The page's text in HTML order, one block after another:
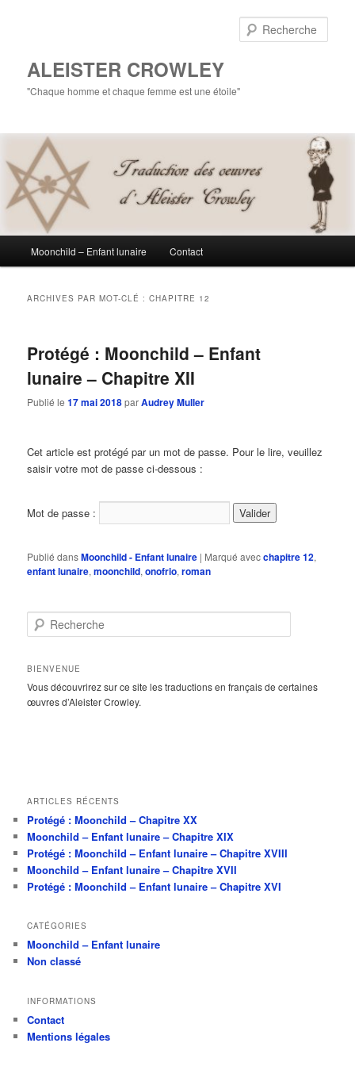
ALEISTER CROWLEY
"Chaque homme et chaque femme est une étoile"
principal
Moonchild – Enfant lunaire Contact
ARCHIVES PAR MOT-CLÉ :CHAPITRE 12
Protégé : Moonchild – Enfant
lunaire – Chapitre XII
Publié le17 mai 2018parAudrey Muller
Cet article est protégé par un mot de passe. Pour le lire, veuillez
saisir votre mot de passe ci-dessous :
Mot de passe :
Publié dansMoonchild - Enfant lunaire | Marqué avecchapitre 12,
enfant lunaire,moonchild,onofrio,roman
e
h
r
c
BIENVENUE
Vous découvrirez sur ce site les traductions en français de certaines
œuvres d’Aleister Crowley.
ARTICLES RÉCENTS
Protégé : Moonchild – Chapitre XX
Moonchild – Enfant lunaire – Chapitre XIX
Protégé : Moonchild – Enfant lunaire – Chapitre XVIII
Moonchild – Enfant lunaire – Chapitre XVII
Protégé : Moonchild – Enfant lunaire – Chapitre XVI
CATÉGORIES
Moonchild – Enfant lunaire
Non classé
INFORMATIONS
Contact
Mentions légales